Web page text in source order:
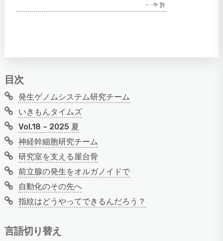
目次
発生ゲノムシステム研究チーム
いきもんタイムズ
Vol.18 – 2025 夏
神経幹細胞研究チーム
研究室を支える屋台骨
前立腺の発生をオルガノイドで
自動化のその先へ
指紋はどうやってできるんだろう？
言語切り替え